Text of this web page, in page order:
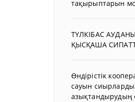
тақырыптарын
ТҮЛКІБАС
ҚЫСҚАША
Өндірістік
сауын сиырларды
азықтандырудың